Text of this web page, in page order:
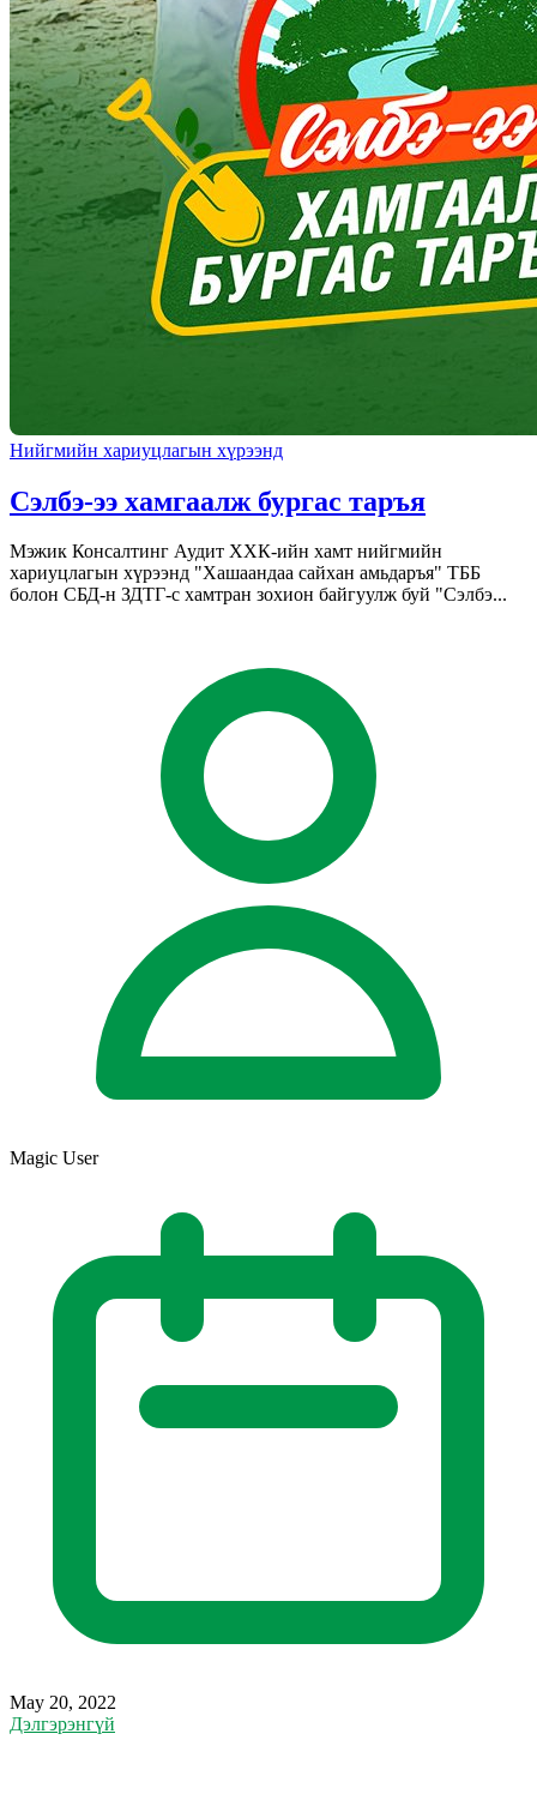
Нийгмийн хариуцлагын хүрээнд
Сэлбэ-ээ хамгаалж бургас таръя
Мэжик Консалтинг Аудит ХХК-ийн хамт нийгмийн
хариуцлагын хүрээнд "Хашаандаа сайхан амьдаръя" ТББ
болон СБД-н ЗДТГ-с хамтран зохион байгуулж буй "Сэлбэ...
Magic User
May 20, 2022
Дэлгэрэнгүй